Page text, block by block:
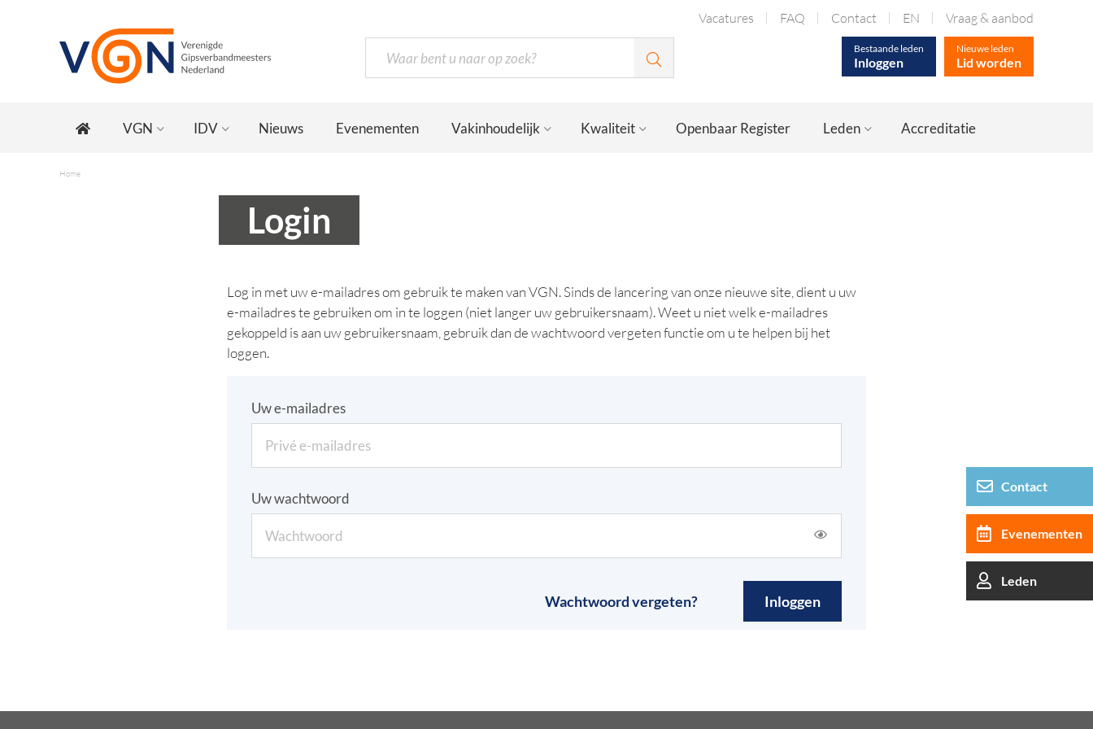
Vacatures FAQ Contact EN Vraag & aanbod
Bestaande leden
Inloggen
Nieuwe leden
Lid worden
VGN IDV Nieuws Evenementen Vakinhoudelijk Kwaliteit Openbaar Register Leden Accreditatie
Contact
Evenementen
Leden
Home
Login
Log in met uw e-mailadres om gebruik te maken van VGN. Sinds de lancering van onze nieuwe site, dient u uw
e-mailadres te gebruiken om in te loggen (niet langer uw gebruikersnaam). Weet u niet welk e-mailadres
gekoppeld is aan uw gebruikersnaam, gebruik dan de wachtwoord vergeten functie om u te helpen bij het
loggen.
Uw e-mailadres
Uw wachtwoord
Wachtwoord vergeten? Inloggen